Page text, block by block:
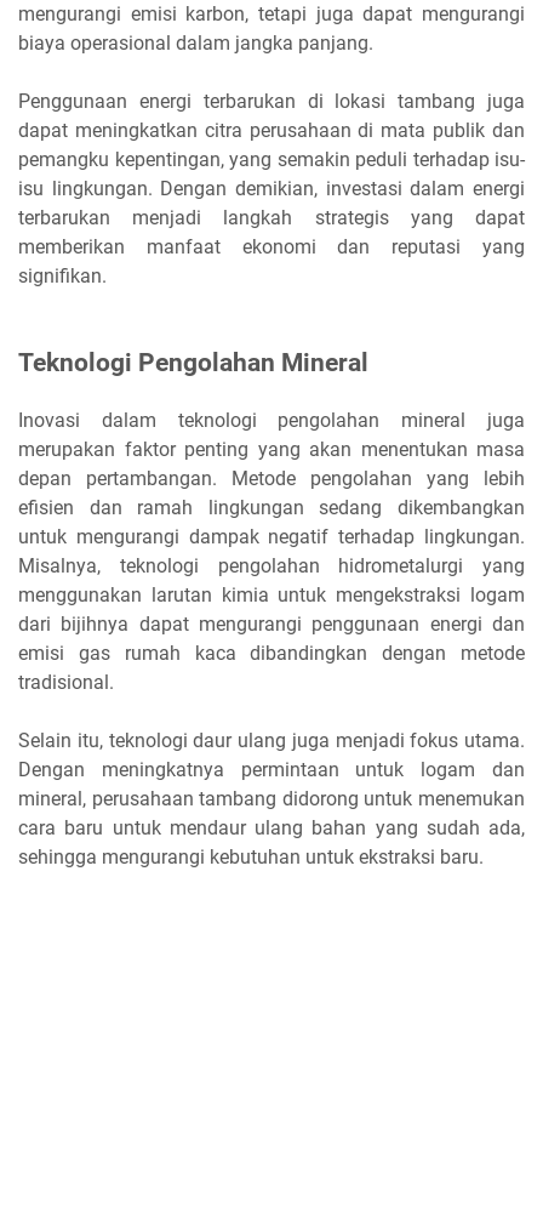
mengurangi emisi karbon, tetapi juga dapat mengurangi
biaya operasional dalam jangka panjang.
Penggunaan energi terbarukan di lokasi tambang juga
dapat meningkatkan citra perusahaan di mata publik dan
pemangku kepentingan, yang semakin peduli terhadap isu-
isu lingkungan. Dengan demikian, investasi dalam energi
terbarukan menjadi langkah strategis yang dapat
memberikan manfaat ekonomi dan reputasi yang
signifikan.
Teknologi Pengolahan Mineral
Inovasi dalam teknologi pengolahan mineral juga
merupakan faktor penting yang akan menentukan masa
depan pertambangan. Metode pengolahan yang lebih
efisien dan ramah lingkungan sedang dikembangkan
untuk mengurangi dampak negatif terhadap lingkungan.
Misalnya, teknologi pengolahan hidrometalurgi yang
menggunakan larutan kimia untuk mengekstraksi logam
dari bijihnya dapat mengurangi penggunaan energi dan
emisi gas rumah kaca dibandingkan dengan metode
tradisional.
Selain itu, teknologi daur ulang juga menjadi fokus utama.
Dengan meningkatnya permintaan untuk logam dan
mineral, perusahaan tambang didorong untuk menemukan
cara baru untuk mendaur ulang bahan yang sudah ada,
sehingga mengurangi kebutuhan untuk ekstraksi baru.